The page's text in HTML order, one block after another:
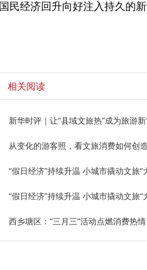
国民经济回升向好注入持久的
相关阅读
新华时评｜让“县域文旅热”成为旅游
从变化的游客照，看文旅消费如何创
“假日经济”持续升温 小城市撬动文旅“
“假日经济”持续升温 小城市撬动文旅“
西乡塘区：“三月三”活动点燃消费热